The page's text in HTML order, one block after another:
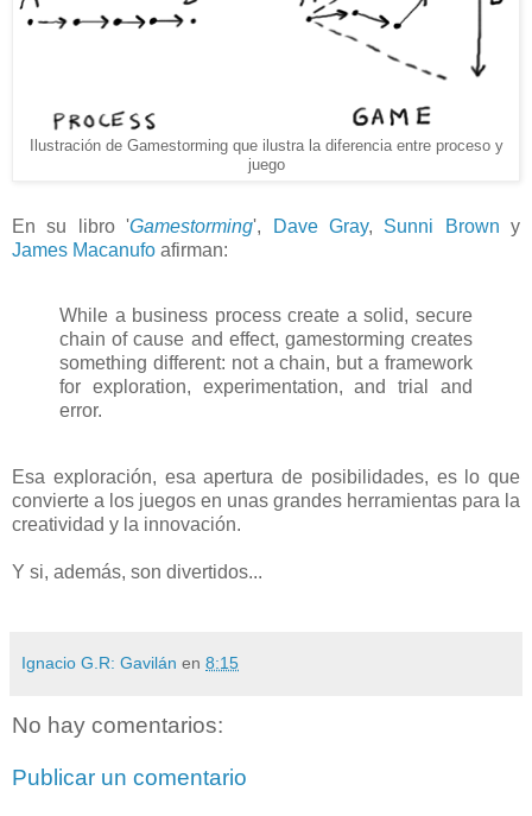
Ilustración de Gamestorming que ilustra la diferencia entre proceso y
juego
En su libro 'Gamestorming', Dave Gray, Sunni Brown y
James Macanufo afirman:
While a business process create a solid, secure
chain of cause and effect, gamestorming creates
something different: not a chain, but a framework
for exploration, experimentation, and trial and
error.
Esa exploración, esa apertura de posibilidades, es lo que
convierte a los juegos en unas grandes herramientas para la
creatividad y la innovación.
Y si, además, son divertidos...
Ignacio G.R: Gavilán en 8:15
No hay comentarios:
Publicar un comentario